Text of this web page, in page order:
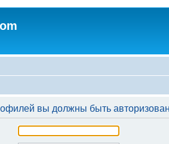
вы должны быть